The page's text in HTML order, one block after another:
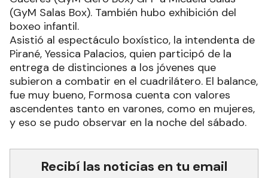
(GyM Salas Box). También hubo exhibición del
boxeo infantil.
Asistió al espectáculo boxístico, la intendenta de
Pirané, Yessica Palacios, quien participó de la
entrega de distinciones a los jóvenes que
subieron a combatir en el cuadrilátero. El balance,
fue muy bueno, Formosa cuenta con valores
ascendentes tanto en varones, como en mujeres,
y eso se pudo observar en la noche del sábado.
Recibí las noticias en tu email